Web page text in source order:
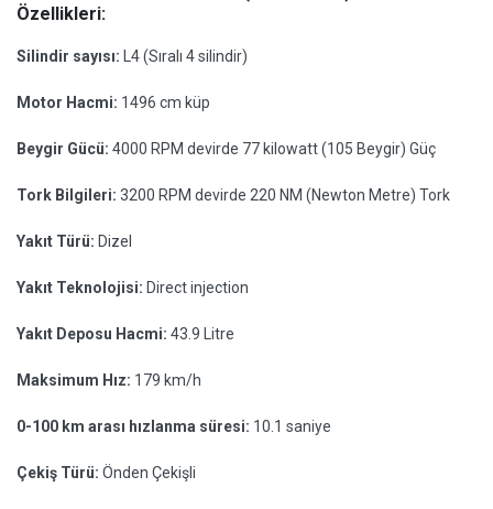
Özellikleri:
Silindir sayısı: L4 (Sıralı 4 silindir)
Motor Hacmi: 1496 cm küp
Beygir Gücü: 4000 RPM devirde 77 kilowatt (105 Beygir) Güç
Tork Bilgileri: 3200 RPM devirde 220 NM (Newton Metre) Tork
Yakıt Türü: Dizel
Yakıt Teknolojisi: Direct injection
Yakıt Deposu Hacmi: 43.9 Litre
Maksimum Hız: 179 km/h
0-100 km arası hızlanma süresi: 10.1 saniye
Çekiş Türü: Önden Çekişli